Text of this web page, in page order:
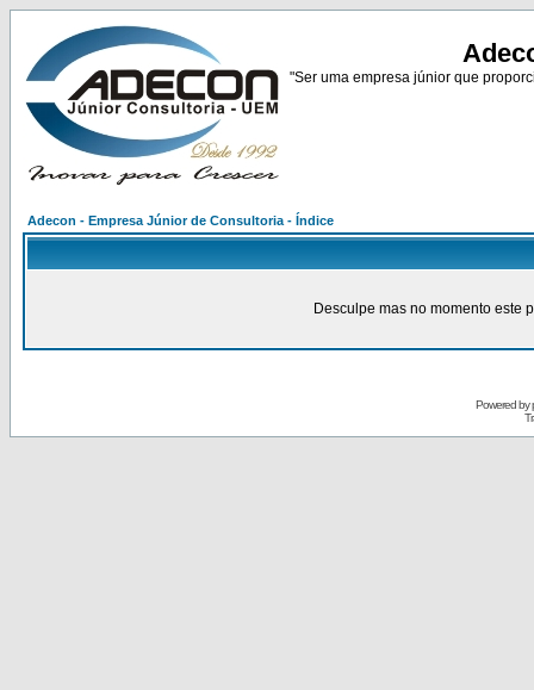
"Ser uma empresa júnior que
Adecon - Empresa Júnior de Consultoria - Índice
Desculpe mas no momento este
Powered by